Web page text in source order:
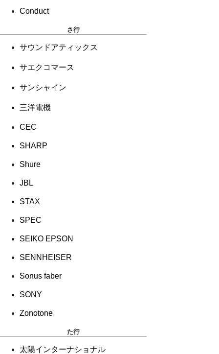
Conduct
さ行
サウンドアティックス
サエクコマース
サンシャイン
三洋電機
CEC
SHARP
Shure
JBL
STAX
SPEC
SEIKO EPSON
SENNHEISER
Sonus faber
SONY
Zonotone
た行
太陽インターナショナル